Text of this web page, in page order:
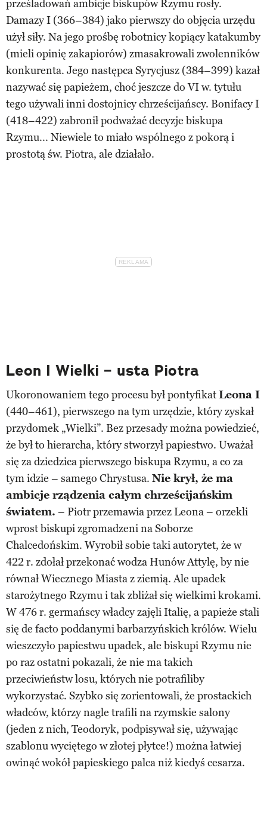
prześladowań ambicje biskupów Rzymu rosły.
Damazy I (366–384) jako pierwszy do objęcia urzędu
użył siły. Na jego prośbę robotnicy kopiący katakumby
(mieli opinię zakapiorów) zmasakrowali zwolenników
konkurenta. Jego następca Syrycjusz (384–399) kazał
nazywać się papieżem, choć jeszcze do VI w. tytułu
tego używali inni dostojnicy chrześcijańscy. Bonifacy I
(418–422) zabronił podważać decyzje biskupa
Rzymu... Niewiele to miało wspólnego z pokorą i
prostotą św. Piotra, ale działało.
Leon I Wielki – usta Piotra
Ukoronowaniem tego procesu był pontyfikatLeona I
(440–461), pierwszego na tym urzędzie, który zyskał
przydomek „Wielki”. Bez przesady można powiedzieć,
że był to hierarcha, który stworzył papiestwo. Uważał
się za dziedzica pierwszego biskupa Rzymu, a co za
tym idzie – samego Chrystusa. Nie krył, że ma
ambicje rządzenia całym chrześcijańskim
światem. – Piotr przemawia przez Leona – orzekli
wprost biskupi zgromadzeni na Soborze
Chalcedońskim. Wyrobił sobie taki autorytet, że w
422 r. zdołał przekonać wodza Hunów Attylę, by nie
równał Wiecznego Miasta z ziemią. Ale upadek
starożytnego Rzymu i tak zbliżał się wielkimi krokami.
W 476 r. germańscy władcy zajęli Italię, a papieże stali
się de facto poddanymi barbarzyńskich królów. Wielu
wieszczyło papiestwu upadek, ale biskupi Rzymu nie
po raz ostatni pokazali, że nie ma takich
przeciwieństw losu, których nie potrafiliby
wykorzystać. Szybko się zorientowali, że prostackich
władców, którzy nagle trafili na rzymskie salony
(jeden z nich, Teodoryk, podpisywał się, używając
szablonu wyciętego w złotej płytce!) można łatwiej
owinąć wokół papieskiego palca niż kiedyś cesarza.